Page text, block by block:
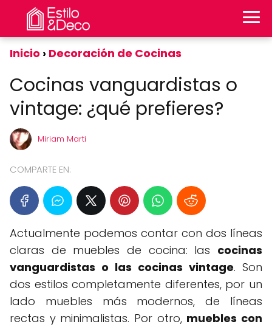
Inicio Decoración de Cocinas
Cocinas vanguardistas o
vintage: ¿qué prefieres?
Miriam Marti
COMPARTE EN:
Actualmente podemos contar con dos líneas
claras de muebles de cocina: las cocinas
vanguardistas o las cocinas vintage. Son
dos estilos completamente diferentes, por un
lado muebles más modernos, de líneas
rectas y minimalistas. Por otro, muebles con